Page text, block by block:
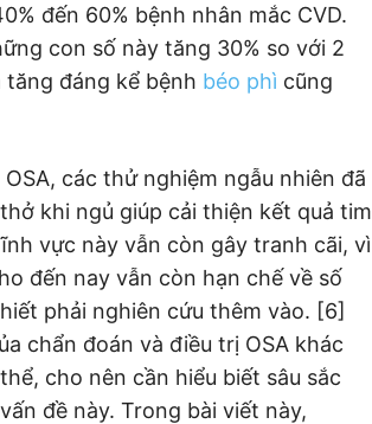
đến 60% bệnh nhân mắc CVD.
con số này tăng 30% so với 2
đáng kể bệnh béo phì cũng
các thử nghiệm ngẫu nhiên đã
khi ngủ giúp cải thiện kết quả tim
vực này vẫn còn gây tranh cãi, vì
đến nay vẫn còn hạn chế về số
phải nghiên cứu thêm vào. [6]
chẩn đoán và điều trị OSA khác
cho nên cần hiểu biết sâu sắc
đề này. Trong bài viết này,